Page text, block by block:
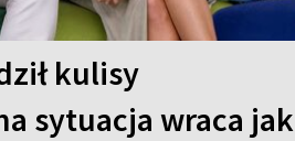
kulisy
sytuacja wraca jak